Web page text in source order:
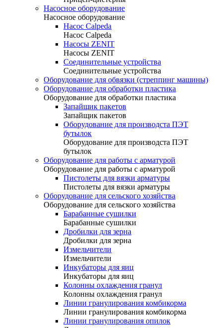
Насосное оборудование
Насосное оборудование
Насос Calpeda
Насос Calpeda
Насосы ZENIT
Насосы ZENIT
Соединительные устройства
Соединительные устройства
Оборудование для обвязки (стреппинг машины)
Оборудование для обработки пластика
Оборудование для обработки пластика
Запайщик пакетов
Запайщик пакетов
Оборудование для производста ПЭТ
бутылок
Оборудование для производста ПЭТ
бутылок
Оборудование для работы с арматурой
Оборудование для работы с арматурой
Пистолеты для вязки арматуры
Пистолеты для вязки арматуры
Оборудование для сельского хозяйства
Оборудование для сельского хозяйства
Барабанные сушилки
Барабанные сушилки
Дробилки для зерна
Дробилки для зерна
Измельчители
Измельчители
Инкубаторы для яиц
Инкубаторы для яиц
Колонны охлаждения гранул
Колонны охлаждения гранул
Линии гранулирования комбикорма
Линии гранулирования комбикорма
Линии гранулирования опилок